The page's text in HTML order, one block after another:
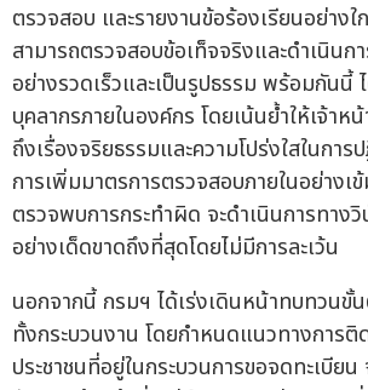
ตรวจสอบ และรายงานข้อร้องเรียนอย่างใ
สามารถตรวจสอบข้อเท็จจริงและดำเนินก
อย่างรวดเร็วและเป็นรูปธรรม พร้อมกันนี้
บุคลากรภายในองค์กร โดยเน้นย้ำให้เจ้า
ถึงเรื่องจริยธรรมและความโปร่งใสในกา
การเพิ่มมาตรการตรวจสอบภายในอย่างเ
ตรวจพบการกระทำผิด จะดำเนินการทาง
อย่างเด็ดขาดถึงที่สุดโดยไม่มีการละเว้น
นอกจากนี้ กรมฯ ได้เร่งเดินหน้าทบทวนขั้
ทั้งกระบวนงาน โดยกำหนดแนวทางการติ
ประชาชนที่อยู่ในกระบวนการขอจดทะเบียน